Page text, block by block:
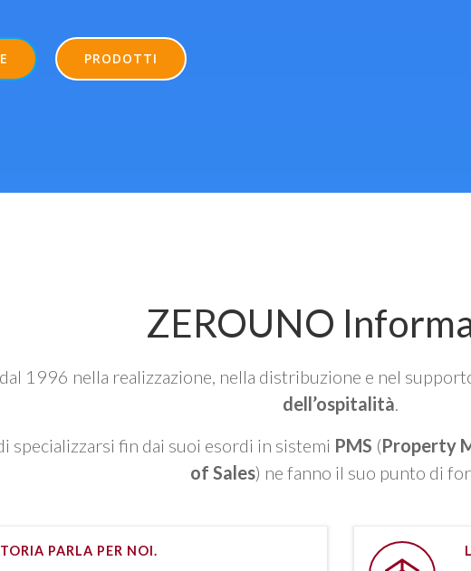
PRODOTTI
ZEROUNO
1996 nella realizzazione, nella distribuzione e nel
dell’ospitalità
specializzarsi fin dai suoi esordi in sistemi PMS (Property
of Sales) ne fanno il suo punto di
PARLA PER NOI.